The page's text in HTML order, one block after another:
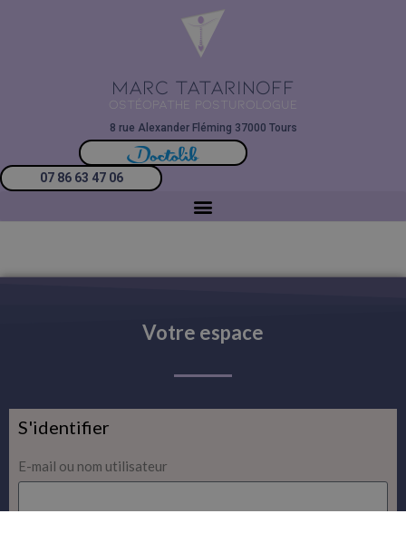
MARC TATARINOFF
OSTÉOPATHE POSTUROLOGUE
8 rue Alexander Fléming 37000 Tours
07 86 63 47 06
Votre espace
S'identifier
E-mail ou nom utilisateur